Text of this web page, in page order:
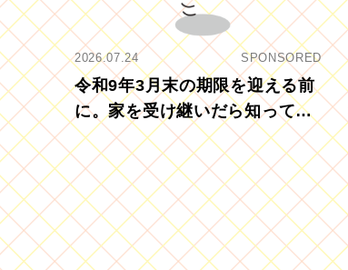
2026.07.24 SPONSORED
令和9年3月末の期限を迎える前
に。家を受け継いだら知ってお
きたい「相続登記の義務化」